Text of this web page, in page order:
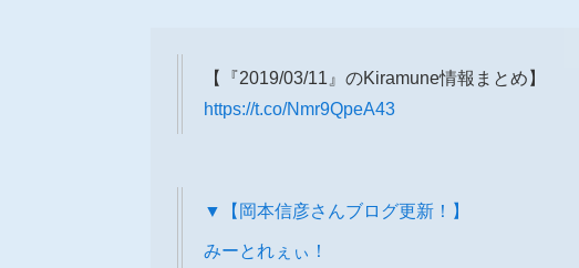
【『2019/03/11』のKiramune情報まとめ】
https://t.co/Nmr9QpeA43
▼【岡本信彦さんブログ更新！】
みーとれぇぃ！